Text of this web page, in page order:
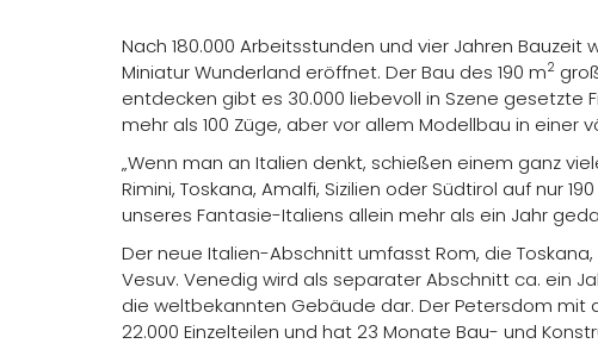
Nach 180.000 Arbeitsstunden und vier Jahren
Miniatur Wunderland eröffnet. Der Bau des 190 m2
entdecken gibt es 30.000 liebevoll in Szene gesetzte
mehr als 100 Züge, aber vor allem Modellbau in einer
„Wenn man an Italien denkt, schießen einem ganz
Rimini, Toskana, Amalfi, Sizilien oder Südtirol auf nur
unseres Fantasie-Italiens allein mehr als ein Jahr
Der neue Italien-Abschnitt umfasst Rom, die
Vesuv. Venedig wird als separater Abschnitt ca. ein
die weltbekannten Gebäude dar. Der Petersdom
22.000 Einzelteilen und hat 23 Monate Bau- und